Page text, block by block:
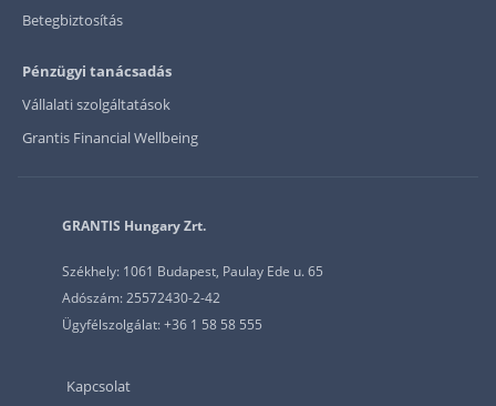
Betegbiztosítás
Pénzügyi tanácsadás
Vállalati szolgáltatások
Grantis Financial Wellbeing
GRANTIS Hungary Zrt.
Székhely: 1061 Budapest, Paulay Ede u. 65
Adószám: 25572430-2-42
Ügyfélszolgálat: +36 1 58 58 555
Kapcsolat